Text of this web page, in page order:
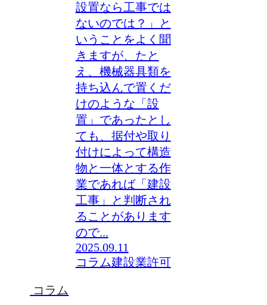
設置なら工事では
ないのでは？」と
いうことをよく聞
きますが、たと
え、機械器具類を
持ち込んで置くだ
けのような「設
置」であったとし
ても、据付や取り
付けによって構造
物と一体とする作
業であれば「建設
工事」と判断され
ることがあります
ので...
2025.09.11
コラム建設業許可
コラム